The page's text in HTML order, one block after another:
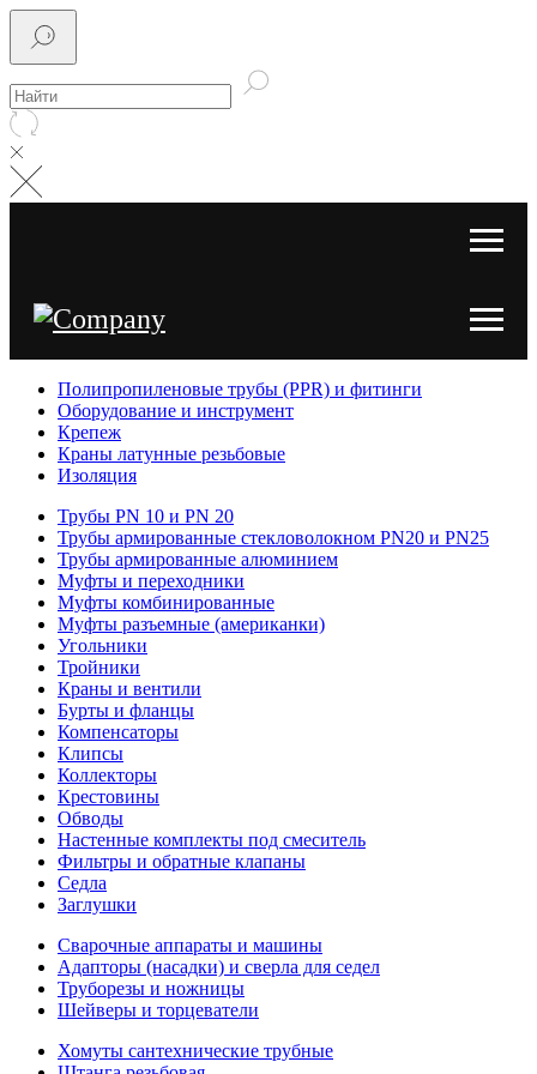
Полипропиленовые трубы (PPR) и фитинги
Оборудование и инструмент
Крепеж
Краны латунные резьбовые
Изоляция
Трубы PN 10 и PN 20
Трубы армированные стекловолокном PN20 и PN25
Трубы армированные алюминием
Муфты и переходники
Муфты комбинированные
Муфты разъемные (американки)
Угольники
Тройники
Краны и вентили
Бурты и фланцы
Компенсаторы
Клипсы
Коллекторы
Крестовины
Обводы
Настенные комплекты под смеситель
Фильтры и обратные клапаны
Седла
Заглушки
Сварочные аппараты и машины
Адапторы (насадки) и сверла для седел
Труборезы и ножницы
Шейверы и торцеватели
Хомуты сантехнические трубные